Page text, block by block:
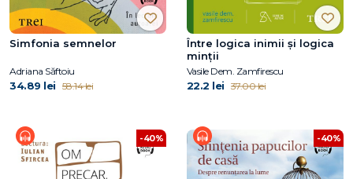
Simfonia semnelor
Adriana Săftoiu
34.89 lei 58.14 lei
Între logica inimii şi logica
minţii
Vasile Dem. Zamfirescu
22.2 lei 37.00 lei
-40% -40%